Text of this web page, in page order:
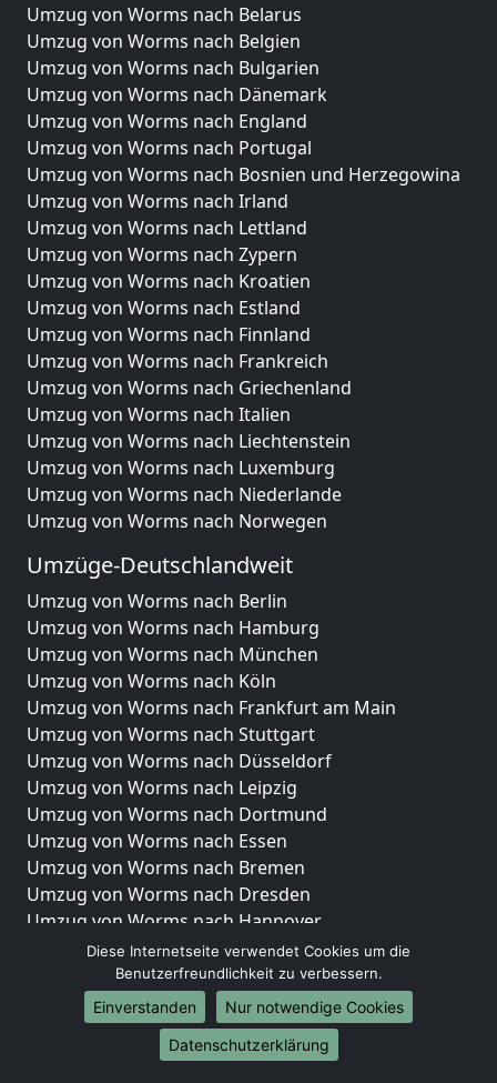
Umzug von Worms nach Belarus
Umzug von Worms nach Belgien
Umzug von Worms nach Bulgarien
Umzug von Worms nach Dänemark
Umzug von Worms nach England
Umzug von Worms nach Portugal
Umzug von Worms nach Bosnien und Herzegowina
Umzug von Worms nach Irland
Umzug von Worms nach Lettland
Umzug von Worms nach Zypern
Umzug von Worms nach Kroatien
Umzug von Worms nach Estland
Umzug von Worms nach Finnland
Umzug von Worms nach Frankreich
Umzug von Worms nach Griechenland
Umzug von Worms nach Italien
Umzug von Worms nach Liechtenstein
Umzug von Worms nach Luxemburg
Umzug von Worms nach Niederlande
Umzug von Worms nach Norwegen
Umzüge-Deutschlandweit
Umzug von Worms nach Berlin
Umzug von Worms nach Hamburg
Umzug von Worms nach München
Umzug von Worms nach Köln
Umzug von Worms nach Frankfurt am Main
Umzug von Worms nach Stuttgart
Umzug von Worms nach Düsseldorf
Umzug von Worms nach Leipzig
Umzug von Worms nach Dortmund
Umzug von Worms nach Essen
Umzug von Worms nach Bremen
Umzug von Worms nach Dresden
Umzug von Worms nach Hannover
Umzug von Worms nach Nürnberg
Umzug von Worms nach Duisburg
Umzug von Worms nach Bochum
Umzug von Worms nach Wuppertal
Umzug von Worms nach Bielefeld
Diese Internetseite verwendet Cookies um die
Benutzerfreundlichkeit zu verbessern.
Einverstanden
Nur notwendige Cookies
Datenschutzerklärung